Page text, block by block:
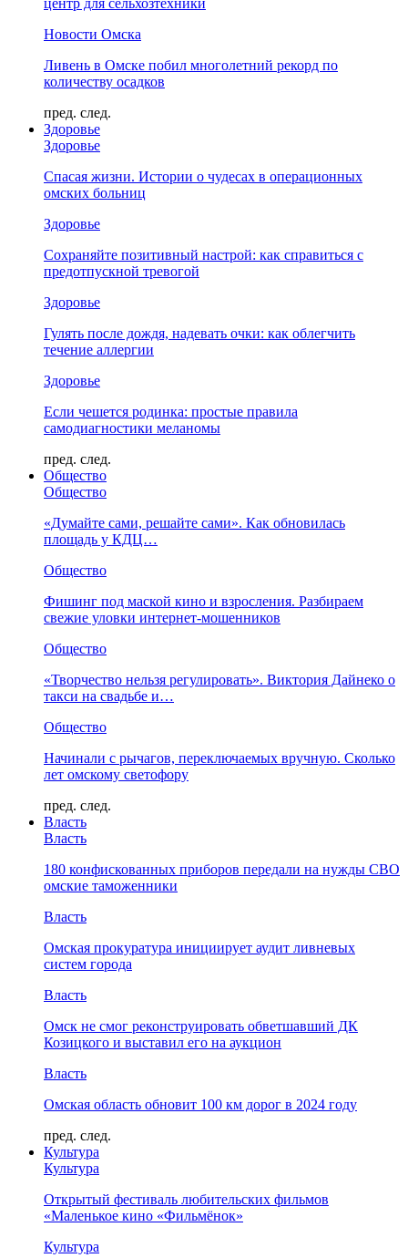
центр для сельхозтехники
Новости Омска
Ливень в Омске побил многолетний рекорд по
количеству осадков
пред. след.
Здоровье
Здоровье
Спасая жизни. Истории о чудесах в операционных
омских больниц
Здоровье
Сохраняйте позитивный настрой: как справиться с
предотпускной тревогой
Здоровье
Гулять после дождя, надевать очки: как облегчить
течение аллергии
Здоровье
Если чешется родинка: простые правила
самодиагностики меланомы
пред. след.
Общество
Общество
«Думайте сами, решайте сами». Как обновилась
площадь у КДЦ…
Общество
Фишинг под маской кино и взросления. Разбираем
свежие уловки интернет-мошенников
Общество
«Творчество нельзя регулировать». Виктория Дайнеко о
такси на свадьбе и…
Общество
Начинали с рычагов, переключаемых вручную. Сколько
лет омскому светофору
пред. след.
Власть
Власть
180 конфискованных приборов передали на нужды СВО
омские таможенники
Власть
Омская прокуратура инициирует аудит ливневых
систем города
Власть
Омск не смог реконструировать обветшавший ДК
Козицкого и выставил его на аукцион
Власть
Омская область обновит 100 км дорог в 2024 году
пред. след.
Культура
Культура
Открытый фестиваль любительских фильмов
«Маленькое кино «Фильмёнок»
Культура